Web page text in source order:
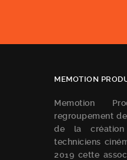
MEMOTION
Memotion
regroupement
de la
techniciens
2019 cette